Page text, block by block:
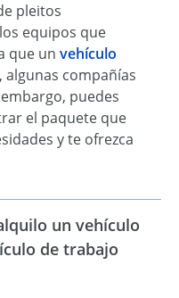
pleitos
equipos que
que un vehículo
, algunas compañías
puedes
el paquete que
y te ofrezca
un vehículo
de trabajo